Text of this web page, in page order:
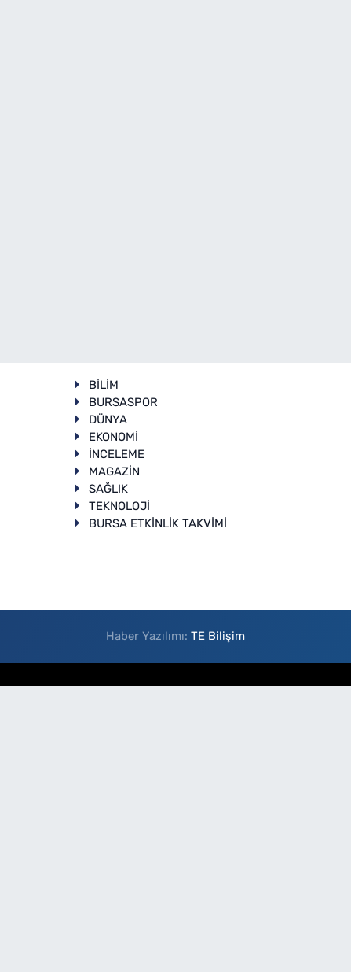
BİLİM
BURSASPOR
DÜNYA
EKONOMİ
İNCELEME
MAGAZİN
SAĞLIK
TEKNOLOJİ
BURSA ETKİNLİK TAKVİMİ
Haber Yazılımı:TE Bilişim